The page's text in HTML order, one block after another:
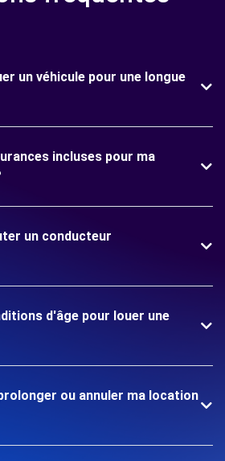
un véhicule pour une longue
incluses pour ma
un conducteur
d'âge pour louer une
ou annuler ma location